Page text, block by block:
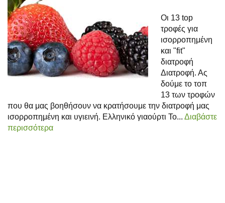
Οι 13 top
τροφές για
ισορροπημένη
και "fit"
διατροφή
Διατροφή. Ας
δούμε το τοπ
13 των τροφών
που θα μας βοηθήσουν να κρατήσουμε την διατροφή μας
ισορροπημένη και υγιεινή. Ελληνικό γιαούρτι Το... Διαβάστε
περισσότερα